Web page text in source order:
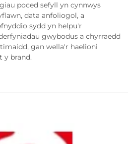
poced sefyll yn cynnwys
data anfoliogol, a
sydd yn helpu'r
gwybodus a chyrraedd
gan wella'r haelioni
y brand.